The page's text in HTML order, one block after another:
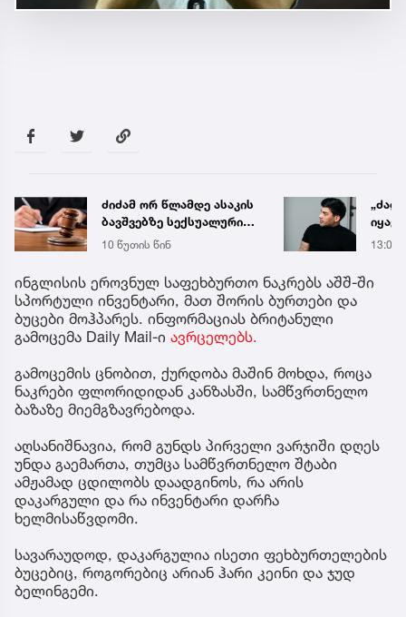
ძიძამ ორ წლამდე ასაკის
ბავშვებზე სექსუალური
ძალადობა გადაიღო -
სასამართლომ მას 70
წლით პატიმრობა
მიუსაჯა
10 წუთის წინ 13:03
ინგლისის ეროვნულ საფეხბურთო ნაკრებს აშშ-ში
სპორტული ინვენტარი, მათ შორის ბურთები და
ბუცები მოჰპარეს. ინფორმაციას ბრიტანული
გამოცემა Daily Mail-ი ავრცელებს.
გამოცემის ცნობით, ქურდობა მაშინ მოხდა, როცა
ნაკრები ფლორიდიდან კანზასში, სამწვრთნელო
ბაზაზე მიემგზავრებოდა.
აღსანიშნავია, რომ გუნდს პირველი ვარჯიში დღეს
უნდა გაემართა, თუმცა სამწვრთნელო შტაბი
ამჟამად ცდილობს დაადგინოს, რა არის
დაკარგული და რა ინვენტარი დარჩა
ხელმისაწვდომი.
სავარაუდოდ, დაკარგულია ისეთი ფეხბურთელების
ბუცებიც, როგორებიც არიან ჰარი კეინი და ჯუდ
ბელინგემი.